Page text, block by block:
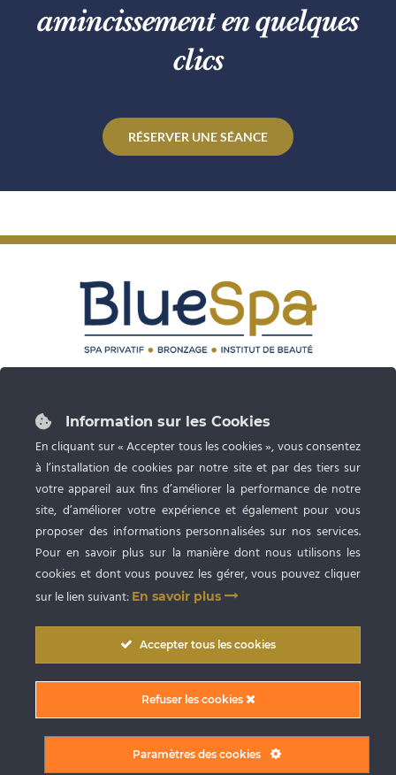
amincissement en quelques
clics
RÉSERVER UNE SÉANCE
87 rue du Grand Faubourg 28000 CHARTRES
Ouvert du lundi au samedi de 9h à 20h
Spa privatif, Bronzage UV et Esthétiqueavec RDV
-2026 SARL BlueSpa Chartres. Tous droits réservés. |
Conception graphique et création du site internet par Digitivup
Conditions Générales de Vente (CGV)|Mentions Légales
Information sur les Cookies
En cliquant sur « Accepter tous les cookies », vous consentez
à l’installation de cookies par notre site et par des tiers sur
votre appareil aux fins d’améliorer la performance de notre
site, d’améliorer votre expérience et également pour vous
proposer des informations personnalisées sur nos services.
Pour en savoir plus sur la manière dont nous utilisons les
cookies et dont vous pouvez les gérer, vous pouvez cliquer
sur le lien suivant: En savoir plus
Accepter tous les cookies
Refuser les cookies
Paramètres des cookies